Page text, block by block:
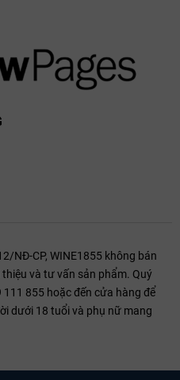
NĐ-CP, WINE1855 không bán
và tư vấn sản phẩm. Quý
111 855 hoặc đến cửa hàng để
dưới 18 tuổi và phụ nữ mang